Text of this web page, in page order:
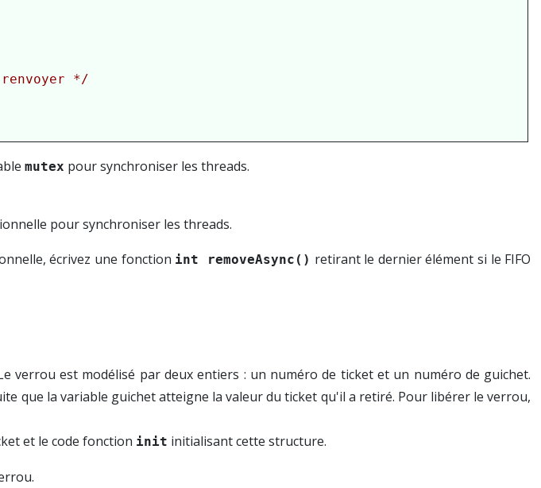
*/
mutex pour synchroniser les threads.
pour synchroniser les threads.
écrivez une fonction int removeAsync() retirant le dernier élément si le FIFO
est modélisé par deux entiers : un numéro de ticket et un numéro de guichet.
que la variable guichet atteigne la valeur du ticket qu'il a retiré. Pour libérer le verrou,
et le code fonction init initialisant cette structure.